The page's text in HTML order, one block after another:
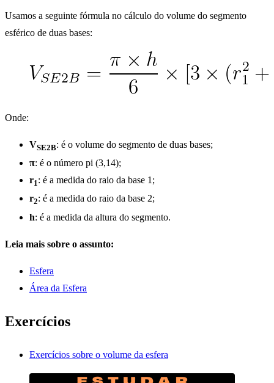
Usamos a seguinte fórmula no cálculo do volume do segmento
esférico de duas bases:
Onde:
VSE2B: é o volume do segmento de duas bases;
π: é o número pi (3,14);
r1: é a medida do raio da base 1;
r2: é a medida do raio da base 2;
h: é a medida da altura do segmento.
Leia mais sobre o assunto:
Esfera
Área da Esfera
Exercícios
Exercícios sobre o volume da esfera